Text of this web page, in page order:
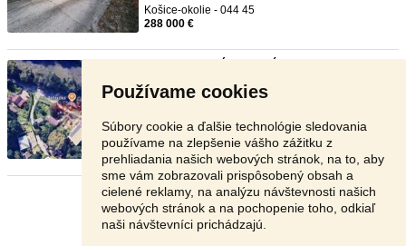
Používame cookies
Súbory cookie a ďalšie technológie sledovania
používame na zlepšenie vášho zážitku z
prehliadania našich webových stránok, na to, aby
sme vám zobrazovali prispôsobený obsah a
cielené reklamy, na analýzu návštevnosti našich
webových stránok a na pochopenie toho, odkiaľ
naši návštevníci prichádzajú.
Košice-okolie - 044 45
288 000 €
V exkluzívnom zastúpení vám ponúkame pekný
rovinatý pozemok - záh ...
Košice - 040 18
Stránka: 1 2 Ďalšia